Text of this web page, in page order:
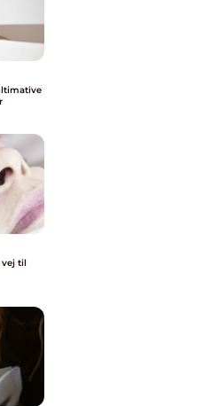
vej til